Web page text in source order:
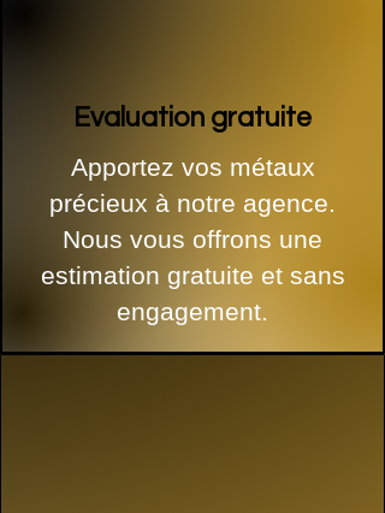
Evaluation gratuite
Apportez vos métaux
précieux à notre agence.
Nous vous offrons une
estimation gratuite et sans
engagement.